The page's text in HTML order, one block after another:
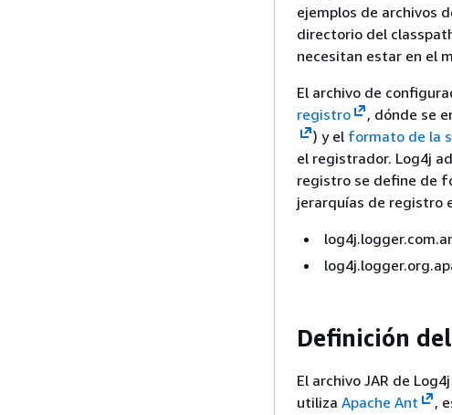
ejemplos de archivos
directorio del
necesitan estar en el
El archivo de
registro
, dónde se
) y el formato de la
el registrador. Log4j
registro se define de
jerarquías de registro
Definición
El archivo JAR de
utiliza Apache Ant ,